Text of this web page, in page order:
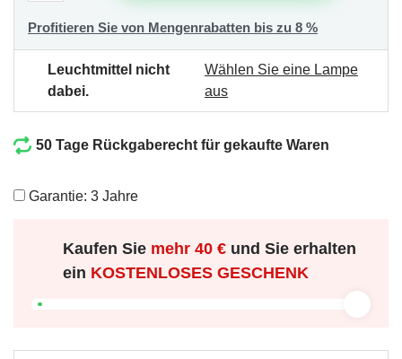
Profitieren Sie von Mengenrabatten bis zu 8 %
Leuchtmittel nicht
dabei.
Wählen Sie eine Lampe
aus
50 Tage Rückgaberecht für gekaufte Waren
Garantie: 3 Jahre
Kaufen Sie mehr40 €und Sie erhalten
ein KOSTENLOSES GESCHENK